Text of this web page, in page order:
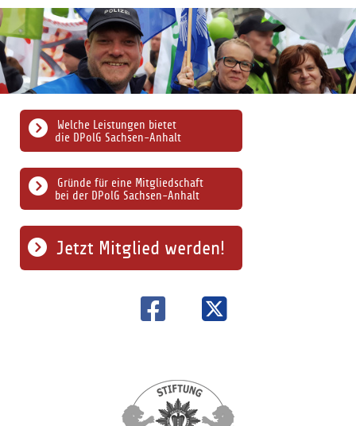
Gründe für eine Mitgliedschaft
bei der DPolG Sachsen-Anhalt
Welche Leistungen bietet
die DPolG Sachsen-Anhalt
Jetzt Mitglied werden!